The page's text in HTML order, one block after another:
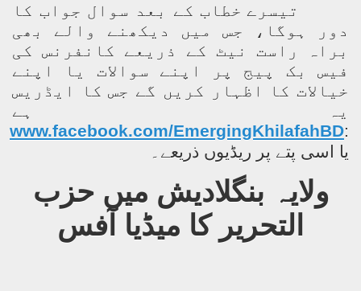
تیسرے خطاب کے بعد سوال جواب کا
دور ہوگا، جس میں دیکھنے والے بھی
براہ راست نیٹ کے ذریعے کانفرنس کی
فیس بک پیج پر اپنے سوالات یا اپنے
خیالات کا اظہار کریں گے جس کا ایڈریس
یہ ہے
:
www.facebook.com/EmergingKhilafahBD
یا اسی پتے پر ریڈیوں ذریعے۔
ولایہ بنگلادیش میں حزب
التحریر کا میڈیا آفس